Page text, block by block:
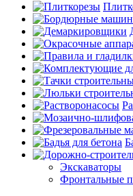
Экскаваторы
Фронтальные